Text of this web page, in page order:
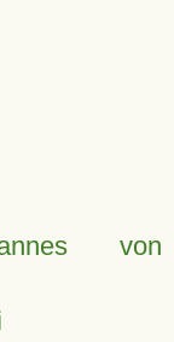
von